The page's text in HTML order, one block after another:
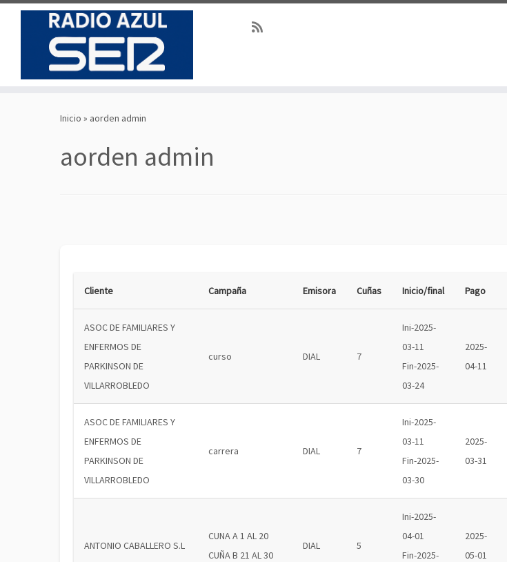
Inicio » aorden admin
aorden admin
Cliente Campaña Emisora Cuñas Inicio/final Pago
ASOC DE FAMILIARES Y
ENFERMOS DE
PARKINSON DE
VILLARROBLEDO
curso DIAL 7
Ini-2025-
03-11
Fin-2025-
03-24
2025-
04-11
ASOC DE FAMILIARES Y
ENFERMOS DE
PARKINSON DE
VILLARROBLEDO
carrera DIAL 7
Ini-2025-
03-11
Fin-2025-
03-30
2025-
03-31
ANTONIO CABALLERO S.L
CUNA A 1 AL 20
CUÑA B 21 AL 30
DIAL 5
Ini-2025-
04-01
Fin-2025-
2025-
05-01